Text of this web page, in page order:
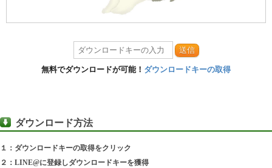
送信
無料でダウンロードが可能！ ダウンロードキーの取得
ダウンロード方法
１：ダウンロードキーの取得をクリック
２：LINE@に登録しダウンロードキーを獲得